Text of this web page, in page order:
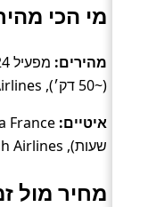
מי הכי
מהירים:
(~50 דק׳), Aegean Airlines (~56 דק׳).
איטיים:
שעות), Lot Polish Airlines (~14.8 שעות).
מחיר מול